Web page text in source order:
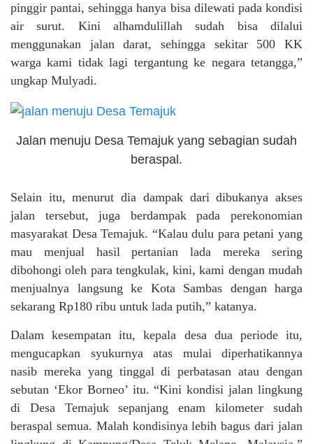
pinggir pantai, sehingga hanya bisa dilewati pada kondisi
air surut. Kini alhamdulillah sudah bisa dilalui
menggunakan jalan darat, sehingga sekitar 500 KK
warga kami tidak lagi tergantung ke negara tetangga,”
ungkap Mulyadi.
Jalan menuju Desa Temajuk yang sebagian sudah
beraspal.
Selain itu, menurut dia dampak dari dibukanya akses
jalan tersebut, juga berdampak pada perekonomian
masyarakat Desa Temajuk. “Kalau dulu para petani yang
mau menjual hasil pertanian lada mereka sering
dibohongi oleh para tengkulak, kini, kami dengan mudah
menjualnya langsung ke Kota Sambas dengan harga
sekarang Rp180 ribu untuk lada putih,” katanya.
Dalam kesempatan itu, kepala desa dua periode itu,
mengucapkan syukurnya atas mulai diperhatikannya
nasib mereka yang tinggal di perbatasan atau dengan
sebutan ‘Ekor Borneo’ itu. “Kini kondisi jalan lingkung
di Desa Temajuk sepanjang enam kilometer sudah
beraspal semua. Malah kondisinya lebih bagus dari jalan